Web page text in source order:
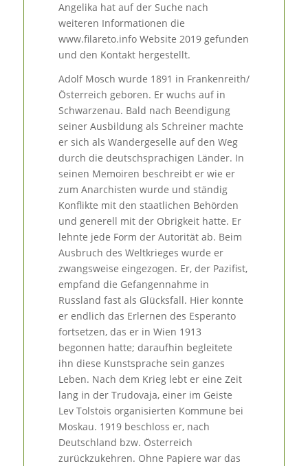
Angelika hat auf der Suche nach
weiteren Informationen die
www.filareto.info Website 2019 gefunden
und den Kontakt hergestellt.
Adolf Mosch wurde 1891 in Frankenreith/
Österreich geboren. Er wuchs auf in
Schwarzenau. Bald nach Beendigung
seiner Ausbildung als Schreiner machte
er sich als Wandergeselle auf den Weg
durch die deutschsprachigen Länder. In
seinen Memoiren beschreibt er wie er
zum Anarchisten wurde und ständig
Konflikte mit den staatlichen Behörden
und generell mit der Obrigkeit hatte. Er
lehnte jede Form der Autorität ab. Beim
Ausbruch des Weltkrieges wurde er
zwangsweise eingezogen. Er, der Pazifist,
empfand die Gefangennahme in
Russland fast als Glücksfall. Hier konnte
er endlich das Erlernen des Esperanto
fortsetzen, das er in Wien 1913
begonnen hatte; daraufhin begleitete
ihn diese Kunstsprache sein ganzes
Leben. Nach dem Krieg lebt er eine Zeit
lang in der Trudovaja, einer im Geiste
Lev Tolstois organisierten Kommune bei
Moskau. 1919 beschloss er, nach
Deutschland bzw. Österreich
zurückzukehren. Ohne Papiere war das